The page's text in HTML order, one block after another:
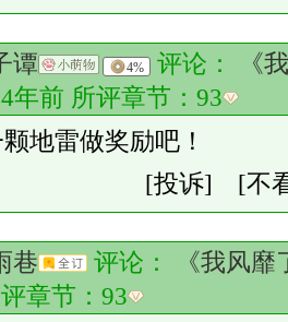
谭 4% 评论：
《
年前 所评章节： 93
地雷做奖励吧！
[投诉]
[不
巷 评论：
《我风
章节： 93